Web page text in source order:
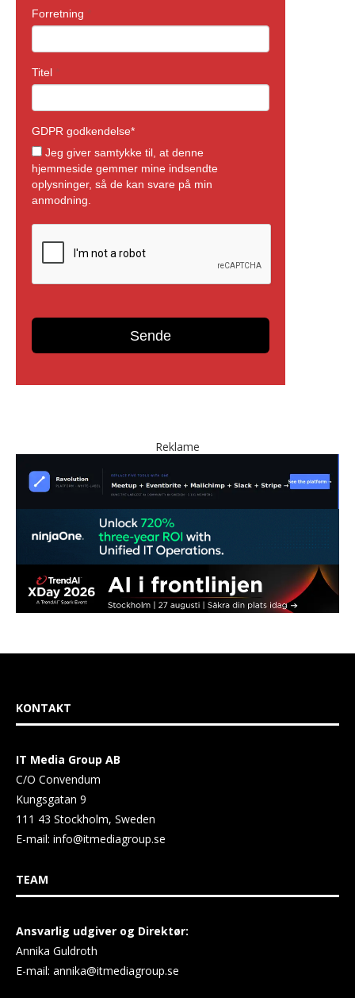
Reklame
KONTAKT
IT Media Group AB
C/O Convendum
Kungsgatan 9
111 43 Stockholm, Sweden
E-mail: info@itmediagroup.se
TEAM
Ansvarlig udgiver og Direktør:
Annika Guldroth
E-mail: annika@itmediagroup.se